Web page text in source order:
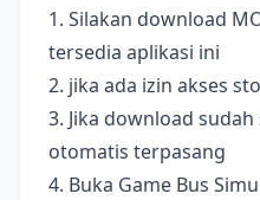
1. Silakan download
tersedia aplikasi ini
2. jika ada izin akses
3. Jika download
otomatis terpasang
4. Buka Game Bus